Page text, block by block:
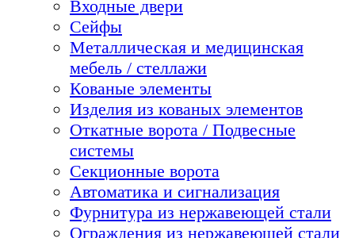
Входные двери
Сейфы
Металлическая и медицинская
мебель / стеллажи
Кованые элементы
Изделия из кованых элементов
Откатные ворота / Подвесные
системы
Секционные ворота
Автоматика и сигнализация
Фурнитура из нержавеющей стали
Ограждения из нержавеющей стали